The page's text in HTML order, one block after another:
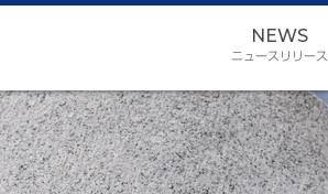
NEWS
ニュースリリース